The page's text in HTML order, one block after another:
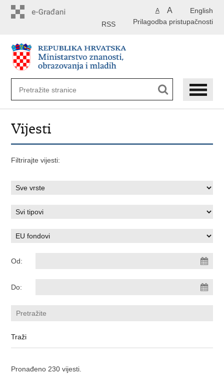
English
A A
Prilagodba pristupačnosti
RSS
Vijesti
Filtrirajte vijesti:
Od:
Do:
Pronađeno 230 vijesti.